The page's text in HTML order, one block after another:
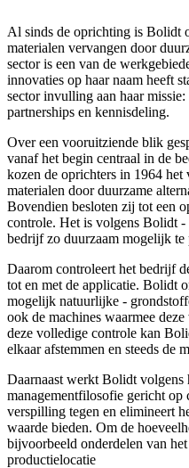
Al sinds de oprichting is Bolidt
materialen vervangen door
sector is een van de
innovaties op haar naam heeft
sector invulling aan haar
partnerships en kennisdeling.
Over een vooruitziende blik
vanaf het begin centraal in de
kozen de oprichters in 1964 het
materialen door duurzame
Bovendien besloten zij tot een
controle. Het is volgens Bolidt -
bedrijf zo duurzaam mogelijk te
Daarom controleert het bedrijf
tot en met de applicatie. Bolidt
mogelijk natuurlijke -
ook de machines waarmee
deze volledige controle kan
elkaar afstemmen en steeds de
Daarnaast werkt Bolidt
managementfilosofie gericht
verspilling tegen en elimineert
waarde bieden. Om de
bijvoorbeeld onderdelen van
productielocatie